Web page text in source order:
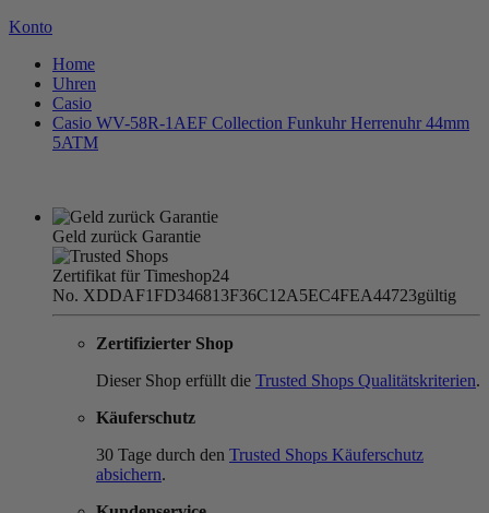
Konto
Home
Uhren
Casio
Casio WV-58R-1AEF Collection Funkuhr Herrenuhr 44mm
5ATM
Geld zurück Garantie
Zertifikat für Timeshop24
No. XDDAF1FD346813F36C12A5EC4FEA44723gültig
Zertifizierter Shop
Dieser Shop erfüllt die Trusted Shops Qualitätskriterien.
Käuferschutz
30 Tage durch den Trusted Shops Käuferschutz
absichern.